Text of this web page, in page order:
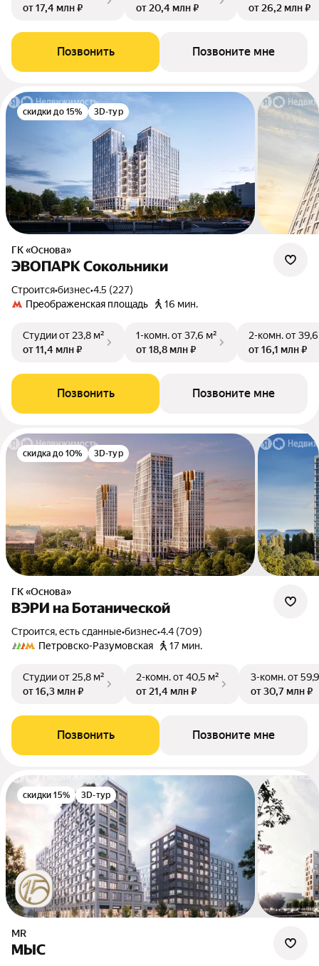
от 17,4 млн ₽
от 20,4 млн ₽
от 26,2 млн ₽
Позвонить Позвоните мне
скидки до 15% 3D-тур
ГК «Основа»
ЭВОПАРК Сокольники
Строится•бизнес•4.5 (227)
Преображенская площадь
16 мин.
Студииот 23,8 м²
от 11,4 млн ₽
1-комн.от 37,6 м²
от 18,8 млн ₽
2-комн.от
от 16,1 млн ₽
Позвонить Позвоните мне
скидка до 10% 3D-тур
ГК «Основа»
ВЭРИ на Ботанической
Строится, есть сданные•бизнес•4.4 (709)
Петровско-Разумовская
17 мин.
Студииот 25,8 м²
от 16,3 млн ₽
2-комн.от 40,5 м²
от 21,4 млн ₽
3-комн.от
от 30,7 млн ₽
Позвонить Позвоните мне
скидки 15% 3D-тур
MR
МЫС